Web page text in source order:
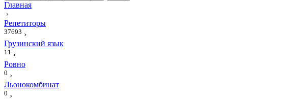
Главная
›
Репетиторы
37693 ›
Грузинский язык
11 ›
Ровно
0 ›
Льонокомбинат
0 ›